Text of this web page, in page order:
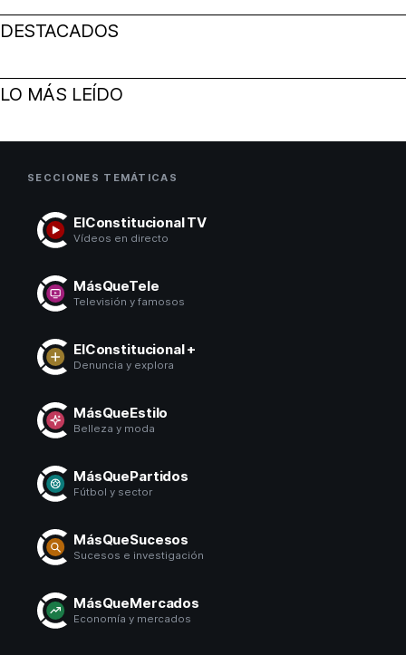
DESTACADOS
LO MÁS LEÍDO
SECCIONES TEMÁTICAS
ElConstitucional TV
Vídeos en directo
MásQueTele
Televisión y famosos
ElConstitucional +
Denuncia y explora
MásQueEstilo
Belleza y moda
MásQuePartidos
Fútbol y sector
MásQueSucesos
Sucesos e investigación
MásQueMercados
Economía y mercados